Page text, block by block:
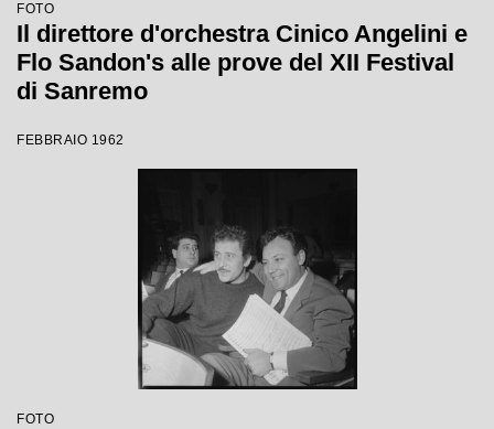
FOTO
Il direttore d'orchestra Cinico Angelini e
Flo Sandon's alle prove del XII Festival
di Sanremo
FEBBRAIO 1962
FOTO